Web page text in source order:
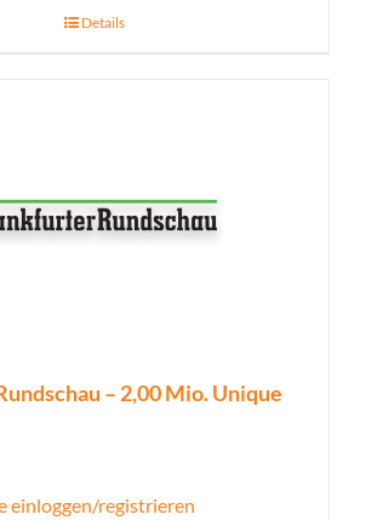
Details
– 2,00 Mio. Unique
einloggen/registrieren